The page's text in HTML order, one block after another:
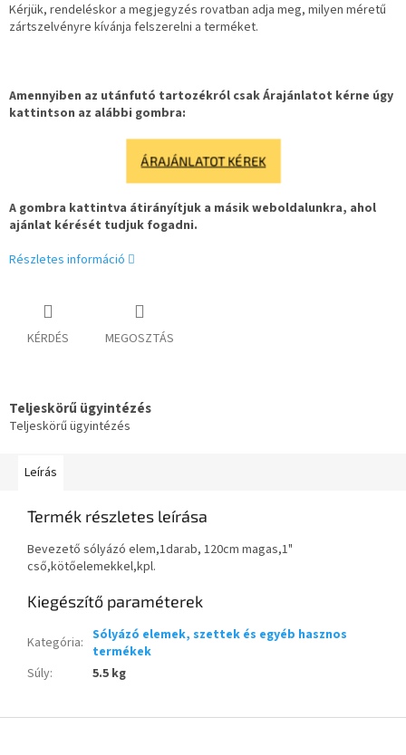
Kérjük, rendeléskor a megjegyzés rovatban adja meg, milyen méretű
zártszelvényre kívánja felszerelni a terméket.
Amennyiben az utánfutó tartozékról csak Árajánlatot kérne úgy
kattintson az alábbi gombra:
ÁRAJÁNLATOT KÉREK
A gombra kattintva átirányítjuk a másik weboldalunkra, ahol
ajánlat kérését tudjuk fogadni.
Részletes információ
KÉRDÉS MEGOSZTÁS
Teljeskörű ügyintézés
Teljeskörű ügyintézés
Leírás
Termék részletes leírása
Bevezető sólyázó elem,1darab, 120cm magas,1"
cső,kötőelemekkel,kpl.
Kiegészítő paraméterek
Kategória: Sólyázó elemek, szettek és egyéb hasznos
termékek
Súly: 5.5 kg